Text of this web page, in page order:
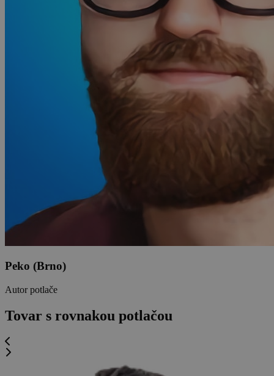
Peko (Brno)
Autor potlače
Tovar s rovnakou potlačou